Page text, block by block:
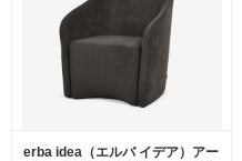
erba idea（エルバ イデア）アー